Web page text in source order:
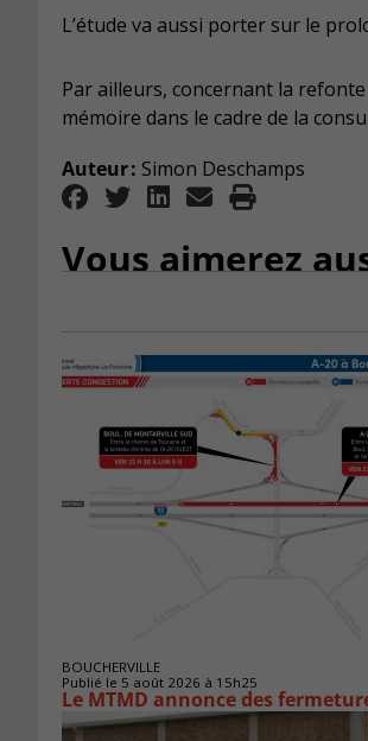
L’étude va aussi porter sur le
Par ailleurs, concernant la
mémoire dans le cadre de la
Auteur : Simon Deschamps
Vous aimerez
BOUCHERVILLE
Publié le 5 août 2026 à 15h25
Le MTMD annonce des